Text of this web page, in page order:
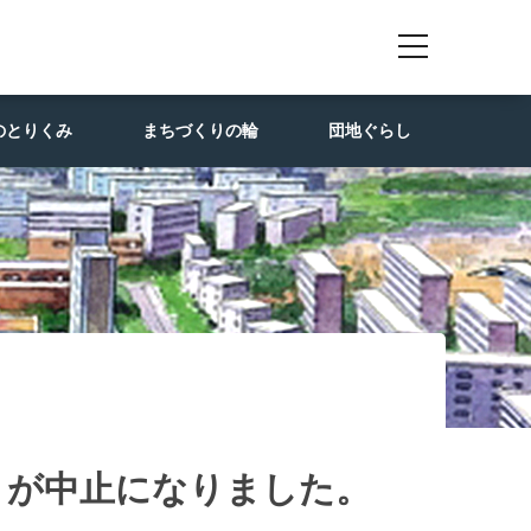
とりくみ まちづくりの輪 団地ぐらし
中止になりました。